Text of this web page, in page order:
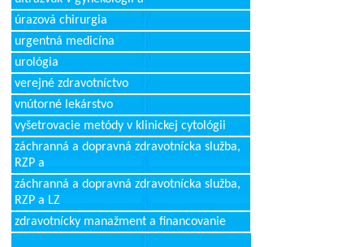
úrazová chirurgia
urgentná medicína
urológia
verejné zdravotníctvo
vnútorné lekárstvo
vyšetrovacie metódy v klinickej cytológii
záchranná a dopravná zdravotnícka služba,
RZP a
záchranná a dopravná zdravotnícka služba,
RZP a LZ
zdravotnícky manažment a financovanie